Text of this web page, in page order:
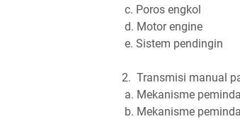
c. Poros engkol
d. Motor engine
e. Sistem pendingin
2. Transmisi manual
a. Mekanisme
b. Mekanisme